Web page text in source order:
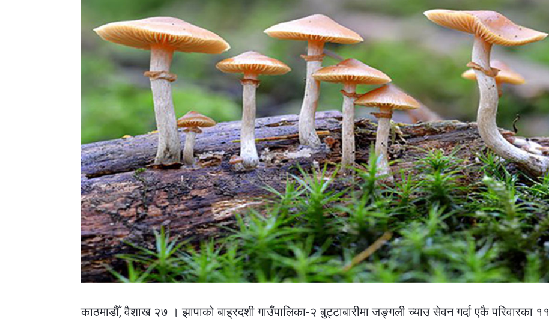
काठमाडौँ, वैशाख २७ ।झापाको बाह्रदशी गाउँपालिका-२ बुट्टाबारीमा जङ्गली च्याउ सेवन गर्दा एकै परिवारका ११